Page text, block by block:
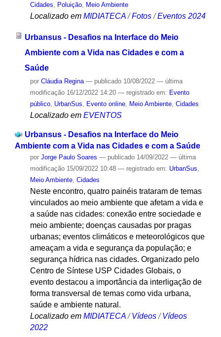
Cidades, Poluição, Meio Ambiente
Localizado em MIDIATECA /Fotos /Eventos 2024
Urbansus - Desafios na Interface do Meio
Ambiente com a Vida nas Cidades e com a
Saúde
por Cláudia Regina — publicado10/08/2022 — última
modificação16/12/2022 14:20 — registrado em: Evento
público, UrbanSus Evento online, Meio Ambiente, Cidades
Localizado em EVENTOS
Urbansus - Desafios na Interface do Meio
Ambiente com a Vida nas Cidades e com a Saúde
por Jorge Paulo Soares — publicado14/09/2022 — última
modificação15/09/2022 10:48 — registrado em: UrbanSus
Meio Ambiente, Cidades
Neste encontro, quatro painéis trataram de temas
vinculados ao meio ambiente que afetam a vida e
a saúde nas cidades: conexão entre sociedade e
meio ambiente; doenças causadas por pragas
urbanas; eventos climáticos e meteorológicos que
ameaçam a vida e segurança da população; e
segurança hídrica nas cidades. Organizado pelo
Centro de Síntese USP Cidades Globais, o
evento destacou a importância da interligação de
forma transversal de temas como vida urbana,
saúde e ambiente natural.
Localizado em MIDIATECA /Vídeos /Vídeos
2022